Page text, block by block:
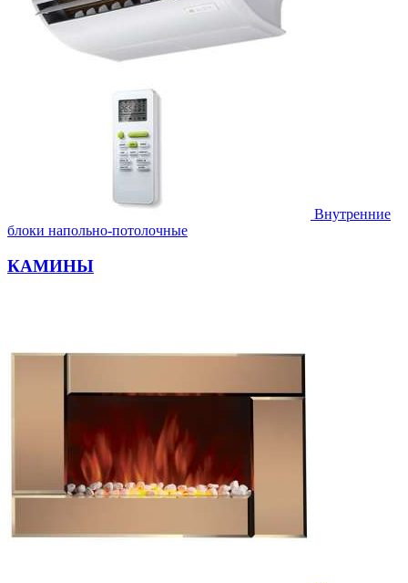
Внутренние
блоки напольно-потолочные
КАМИНЫ